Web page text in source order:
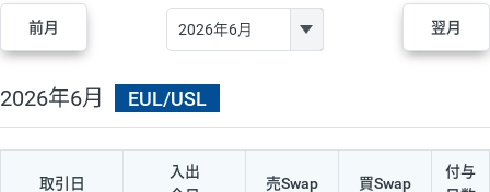
前月 翌月
2026年6月 EUL/USL
取引日
入出
売Swap 買Swap
付与